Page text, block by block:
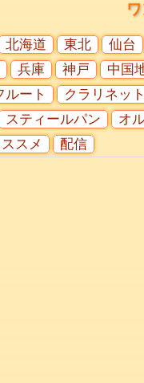
北海道 東北 仙台
兵庫
神戸 中国
ルート
クラリネット
スティールパン
オ
スメ
配信